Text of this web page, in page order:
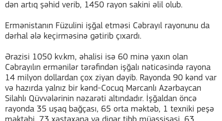
dən artıq şəhid verib, 1450 rayon sakini əlil olub.
Ermənistanın Füzulini işğal etməsi Cəbrayıl rayonunu da
dərhal ələ keçirməsinə gətirib çıxardı.
Ərazisi 1050 kv.km, əhalisi isə 60 minə yaxın olan
Cəbrayılın ermənilər tərəfindən işğalı nəticəsində rayona
14 milyon dollardan çox ziyan dəyib. Rayonda 90 kənd var
və hazırda yalnız bir kənd-Cocuq Mərcanlı Azərbaycan
Silahlı Qüvvələrinin nəzarəti altındadır. İşğaldan öncə
rayonda 35 uşaq bağçası, 65 orta məktəb, 1 texniki peşə